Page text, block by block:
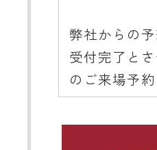
弊社からの
受付完了と
のご来場予
ようご協力